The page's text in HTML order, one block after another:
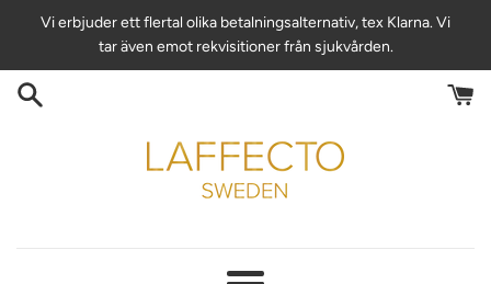
Vi erbjuder ett flertal olika betalningsalternativ, tex Klarna. Vi
tar även emot rekvisitioner från sjukvården.